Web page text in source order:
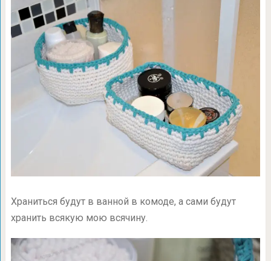
Храниться будут в ванной в комоде, а сами будут
хранить всякую мою всячину.